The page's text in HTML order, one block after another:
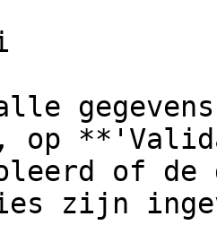
op
of de
zijn